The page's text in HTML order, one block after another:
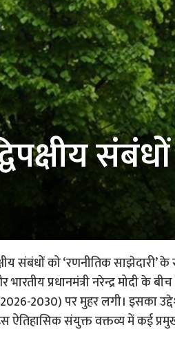
संबंधों को ‘रणनीतिक साझेदारी’
प्रधानमंत्री नरेन्द्र मोदी के
2030) पर मुहर लगी। इसका
संयुक्त वक्तव्य में कई प्रमुख